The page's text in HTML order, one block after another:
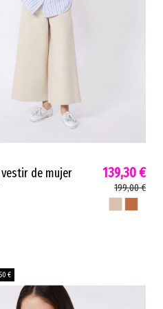
de mujer
Mara cropped
139,30 €
199,00 €
€